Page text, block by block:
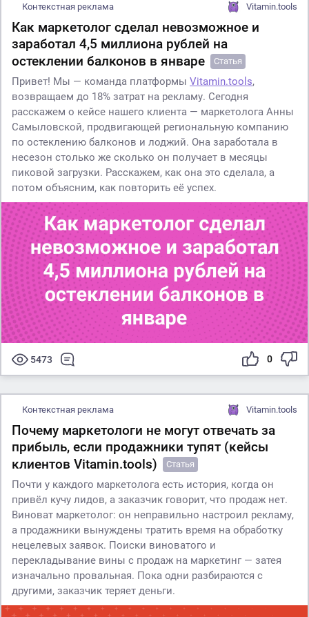
Контекстная реклама Vitamin.tools
Как маркетолог сделал невозможное и
заработал 4,5 миллиона рублей на
остеклении балконов в январе
Статья
Привет! Мы — команда платформы Vitamin.tools,
возвращаем до 18% затрат на рекламу. Сегодня
расскажем о кейсе нашего клиента — маркетолога Анны
Самыловской, продвигающей региональную компанию
по остеклению балконов и лоджий. Она заработала в
несезон столько же сколько он получает в месяцы
пиковой загрузки. Расскажем, как она это сделала, а
потом объясним, как повторить её успех.
5473 0
Контекстная реклама Vitamin.tools
Почему маркетологи не могут отвечать за
прибыль, если продажники тупят (кейсы
клиентов Vitamin.tools)
Статья
Почти у каждого маркетолога есть история, когда он
привёл кучу лидов, а заказчик говорит, что продаж нет.
Виноват маркетолог: он неправильно настроил рекламу,
а продажники вынуждены тратить время на обработку
нецелевых заявок. Поиски виноватого и
перекладывание вины с продаж на маркетинг — затея
изначально провальная. Пока одни разбираются с
другими, заказчик теряет деньги.